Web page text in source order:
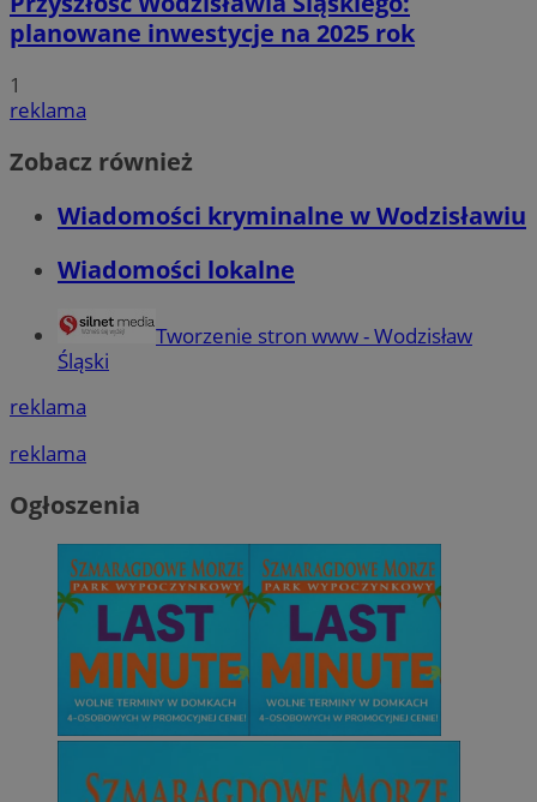
planowane inwestycje na 2025 rok
1
reklama
Zobacz również
Wiadomości kryminalne w Wodzisławiu
Wiadomości lokalne
Tworzenie stron www - Wodzisław
Śląski
reklama
reklama
Ogłoszenia